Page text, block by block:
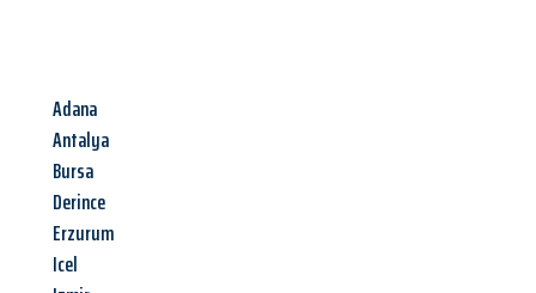
Adana
Antalya
Bursa
Derince
Erzurum
Icel